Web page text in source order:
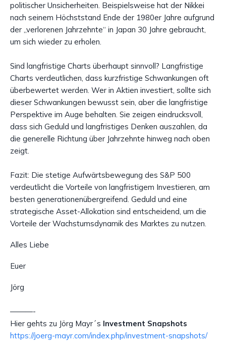
politischer Unsicherheiten. Beispielsweise hat der Nikkei
nach seinem Höchststand Ende der 1980er Jahre aufgrund
der „verlorenen Jahrzehnte“ in Japan 30 Jahre gebraucht,
um sich wieder zu erholen.
Sind langfristige Charts überhaupt sinnvoll? Langfristige
Charts verdeutlichen, dass kurzfristige Schwankungen oft
überbewertet werden. Wer in Aktien investiert, sollte sich
dieser Schwankungen bewusst sein, aber die langfristige
Perspektive im Auge behalten. Sie zeigen eindrucksvoll,
dass sich Geduld und langfristiges Denken auszahlen, da
die generelle Richtung über Jahrzehnte hinweg nach oben
zeigt.
Fazit: Die stetige Aufwärtsbewegung des S&P 500
verdeutlicht die Vorteile von langfristigem Investieren, am
besten generationenübergreifend. Geduld und eine
strategische Asset-Allokation sind entscheidend, um die
Vorteile der Wachstumsdynamik des Marktes zu nutzen.
Alles Liebe
Euer
Jörg
———-
Hier gehts zu Jörg Mayr´s Investment Snapshots
https://joerg-mayr.com/index.php/investment-snapshots/